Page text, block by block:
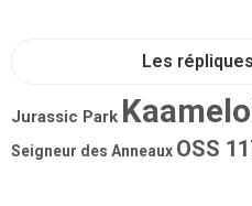
Les
Jurassic Park
Seigneur des Anneaux OSS